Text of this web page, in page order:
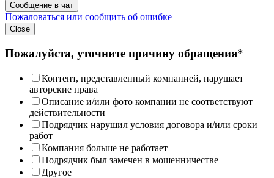
Сообщение в чат
Пожаловаться или сообщить об ошибке
Close
Пожалуйста, уточните причину обращения*
Контент, представленный компанией, нарушает
авторские права
Описание и/или фото компании не соответствуют
действительности
Подрядчик нарушил условия договора и/или сроки
работ
Компания больше не работает
Подрядчик был замечен в мошенничестве
Другое